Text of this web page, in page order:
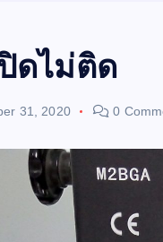
ดไม่ติด
31, 2020 0